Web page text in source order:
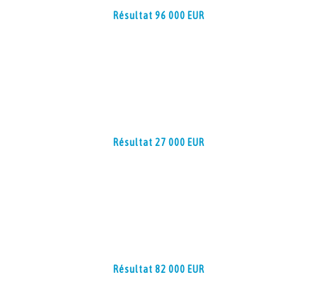
Résultat 96 000 EUR
Résultat 27 000 EUR
Résultat 82 000 EUR